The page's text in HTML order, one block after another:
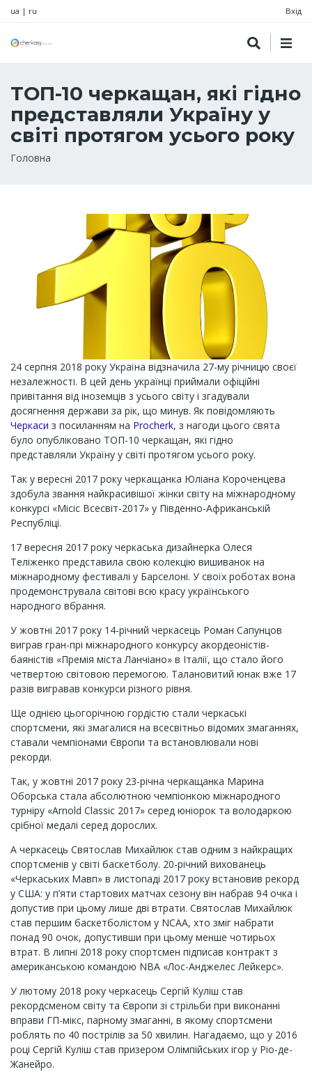
ua | ru Вхід
ТОП-10 черкащан, які гідно
представляли Україну у
світі протягом усього року
Рядок
Головна
24 серпня 2018 року Україна відзначила 27-му річницю своєї
незалежності. В цей день українці приймали офіційні
привітання від іноземців з усього світу і згадували
досягнення держави за рік, що минув. Як повідомляють
Черкаси з посиланням на Procherk, з нагоди цього свята
було опубліковано ТОП-10 черкащан, які гідно
представляли Україну у світі протягом усього року.
Так у вересні 2017 року черкащанка Юліана Короченцева
здобула звання найкрасивішої жінки світу на міжнародному
конкурсі «Місіс Всесвіт-2017» у Південно-Африканській
Республіці.
17 вересня 2017 року черкаська дизайнерка Олеся
Теліженко представила свою колекцію вишиванок на
міжнародному фестивалі у Барселоні. У своїх роботах вона
продемонструвала світові всю красу українського
народного вбрання.
У жовтні 2017 року 14-річний черкасець Роман Сапунцов
виграв гран-прі міжнародного конкурсу акордеоністів-
баяністів «Премія міста Ланчіано» в Італії, що стало його
четвертою світовою перемогою. Талановитий юнак вже 17
разів вигравав конкурси різного рівня.
Ще однією цьогорічною гордістю стали черкаські
спортсмени, які змагалися на всесвітньо відомих змаганнях,
ставали чемпіонами Європи та встановлювали нові
рекорди.
Так, у жовтні 2017 року 23-річна черкащанка Марина
Оборська стала абсолютною чемпіонкою міжнародного
турніру «Arnold Classic 2017» серед юніорок та володаркою
срібної медалі серед дорослих.
А черкасець Святослав Михайлюк став одним з найкращих
спортсменів у світі баскетболу. 20-річний вихованець
«Черкаських Мавп» в листопаді 2017 року встановив рекорд
у США: у п’яти стартових матчах сезону він набрав 94 очка і
допустив при цьому лише дві втрати. Святослав Михайлюк
став першим баскетболістом у NCAA, хто зміг набрати
понад 90 очок, допустивши при цьому менше чотирьох
втрат. В липні 2018 року спортсмен підписав контракт з
американською командою NBA «Лос-Анджелес Лейкерс».
У лютому 2018 року черкасець Сергій Куліш став
рекордсменом світу та Європи зі стрільби при виконанні
вправи ГП-мікс, парному змаганні, в якому спортсмени
роблять по 40 пострілів за 50 хвилин. Нагадаємо, що у 2016
році Сергій Куліш став призером Олімпійських ігор у Ріо-де-
Жанейро.